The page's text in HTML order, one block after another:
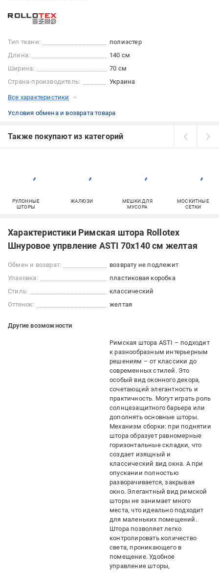
Тип ткани:
полиэстер
Длина:
140 см
Ширина:
70 см
Страна-производитель:
Украина
Все характеристики
Условия обмена и возврата товара
Также покупают из категорий
РУЛОННЫЕ
ШТОРЫ
ЖАЛЮЗИ
МЕШКИ ДЛЯ
МУСОРА
МОСКИТНЫЕ
СЕТКИ
Характеристики Римская штора Rollotex
Шнуровое упрвление ASTI 70x140 см желтая
Обмен и возврат:
возврату не подлежит
Упаковка:
пластиковая коробка
Стиль:
классический
Оттенок:
желтая
Другие возможности
Римская штора ASTI – подходит
к разнообразным интерьерным
решениям – от классики до
современных стилей. Это
особый вид оконного декора,
сочетающий элегантность и
практичность. Могут играть роль
солнцезащитного барьера или
дополнять основные шторы.
Механизм сборки: при поднятии
штора образует равномерные
горизонтальные складки, что
создает изящный и
классический вид окна. А при
опускании полностью
разворачивается, закрывая
окно. Элегантный вид римской
шторы не занимает много
места, что идеально подходит
для маленьких помещений.
Штора позволяет легко
контролировать количество
света, проникающего в
помещение. Удобное
управление шторы,